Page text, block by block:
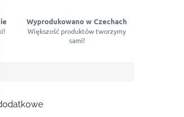
Wyprodukowano w Czechach
Większość produktów tworzymy
sami!